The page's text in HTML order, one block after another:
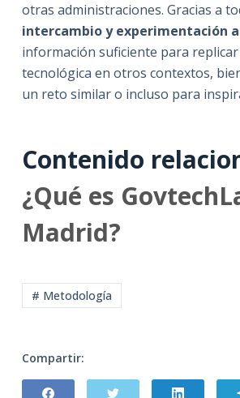
otras administraciones. Gracias a
intercambio y experimentación
información suficiente para
tecnológica en otros contextos,
un reto similar o incluso para
Contenido
¿Qué es
Madrid?
# Metodología
Compartir: